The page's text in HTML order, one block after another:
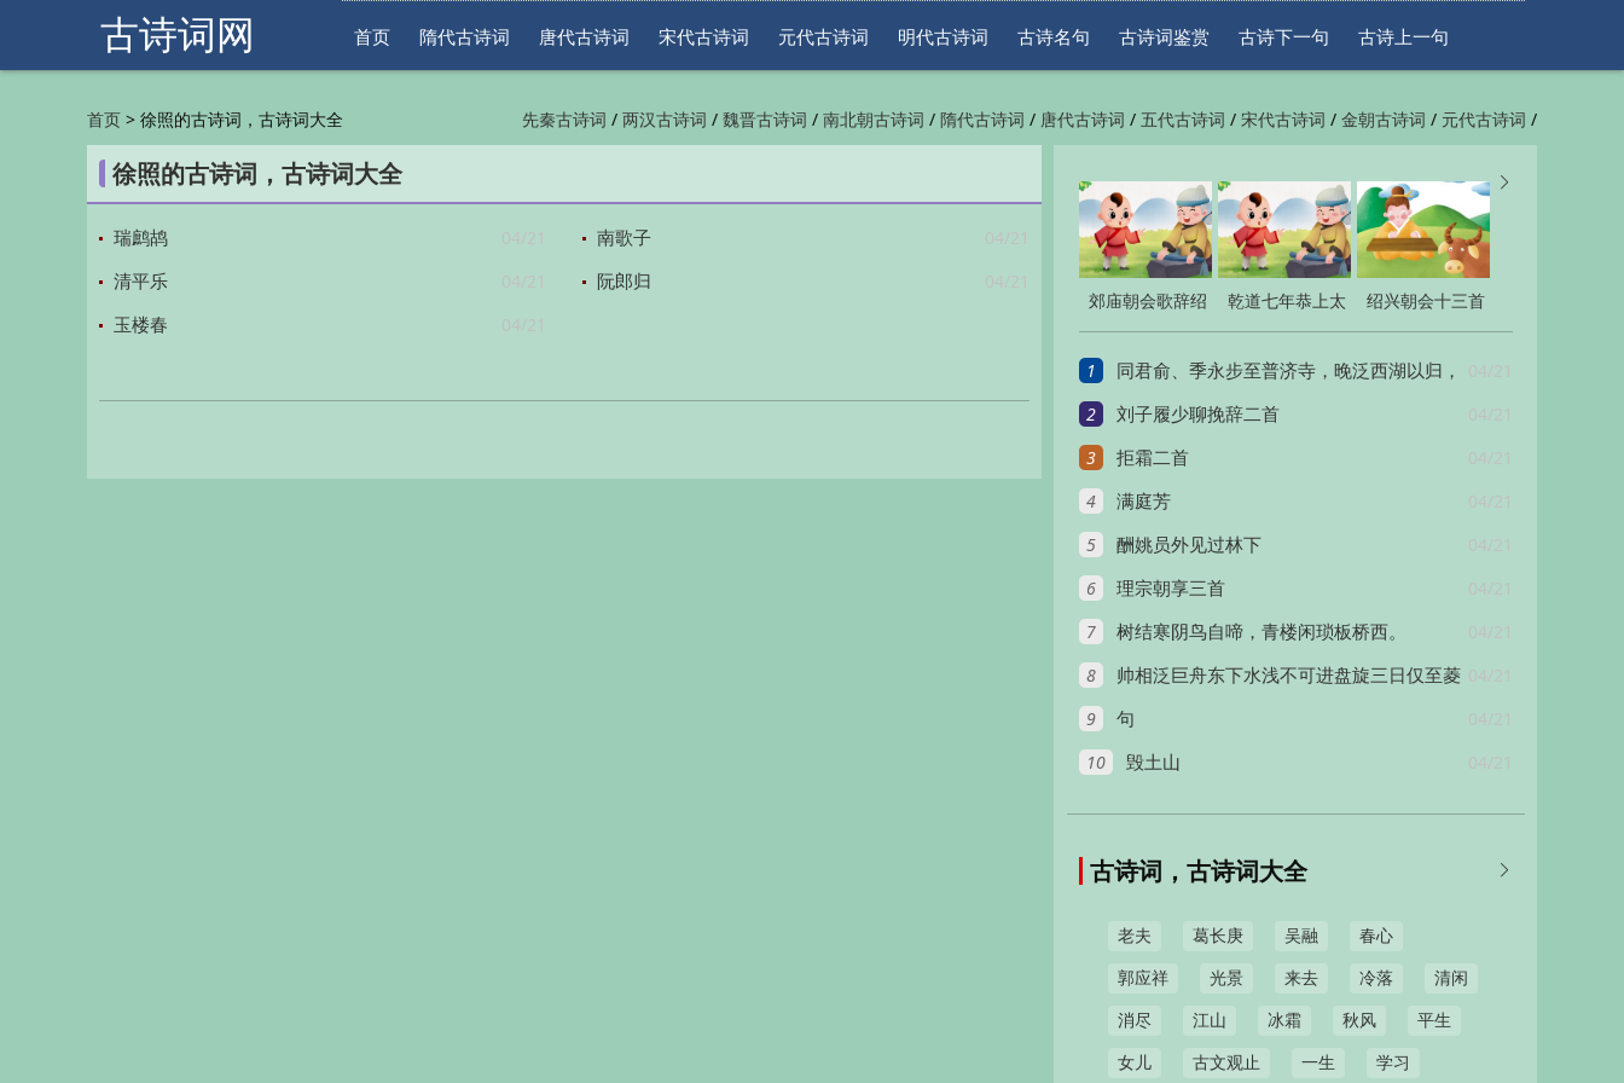
古诗词网 首页 隋代古诗词 唐代古诗词 宋代古诗词 元代古诗词 明代古诗词 古诗名句 古诗词鉴赏 古诗下一句 古诗上一句
先秦古诗词 / 两汉古诗词 / 魏晋古诗词 / 南北朝古诗词 / 隋代古诗词 / 唐代古诗词 / 五代古诗词 / 宋代古诗词 / 金朝古诗词 / 元代古诗词 /
明代古诗词/清代古诗词/近现代古诗词/古诗名句/古诗词鉴赏/古诗下一句/古诗上一句/
首页 > 徐照的古诗词，古诗词大全
徐照的古诗词，古诗词大全
04/21
瑞鹧鸪 04/21
南歌子
04/21
清平乐 04/21
阮郎归
04/21
玉楼春

郊庙朝会歌辞绍
熙元年恭上寿星
圣皇太后至尊
乾道七年恭上太
上皇帝太上皇后
尊号十一首
绍兴朝会十三首
1 04/21
同君俞、季永步至普济寺，晚泛西湖以归，
得
2 04/21
刘子履少聊挽辞二首
3 04/21
拒霜二首
4 04/21
满庭芳
5 04/21
酬姚员外见过林下
6 04/21
理宗朝享三首
7 04/21
树结寒阴鸟自啼，青楼闲琐板桥西。
8 04/21
帅相泛巨舟东下水浅不可进盘旋三日仅至菱
黄
9 04/21
句
10 04/21
毁土山

古诗词，古诗词大全
老夫 葛长庚 吴融 春心
郭应祥 光景 来去 冷落 清闲
消尽 江山 冰霜 秋风 平生
女儿 古文观止 一生 学习